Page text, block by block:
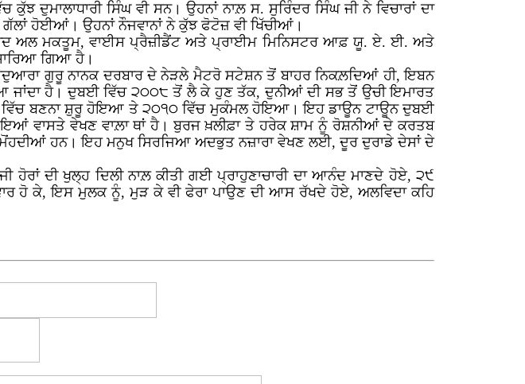
ਦੁਮਾਲਾਧਾਰੀ ਸਿੰਘ ਵੀ ਸਨ। ਉਹਨਾਂ ਨਾਲ਼ ਸ. ਸੁਰਿੰਦਰ ਸਿੰਘ ਜੀ ਨੇ ਵਿਚਾਰਾਂ ਦਾ
ਗੱਲਾਂ ਹੋਈਆਂ। ਉਹਨਾਂ ਨੌਜਵਾਨਾਂ ਨੇ ਕੁੱਝ ਫੋਟੋਜ਼ ਵੀ ਖਿੱਚੀਆਂ।
ਅਲ ਮਕਤੂਮ, ਵਾਈਸ ਪ੍ਰੈਜ਼ੀਡੈਂਟ ਅਤੇ ਪ੍ਰਾਈਮ ਮਿਨਿਸਟਰ ਆਫ਼ ਯੂ. ਏ. ਈ. ਅਤੇ
ਗਿਆ ਹੈ।
ਗੁਰੂ ਨਾਨਕ ਦਰਬਾਰ ਦੇ ਨੇੜਲੇ ਮੈਟਰੋ ਸਟੇਸ਼ਨ ਤੋਂ ਬਾਹਰ ਨਿਕਲ਼ਦਿਆਂ ਹੀ, ਇਬਨ
ਜਾਂਦਾ ਹੈ। ਦੁਬਈ ਵਿੱਚ ੨੦੦੮ ਤੋਂ ਲੈ ਕੇ ਹੁਣ ਤੱਕ, ਦੁਨੀਆਂ ਦੀ ਸਭ ਤੋਂ ਉਚੀ ਇਮਾਰਤ
ਵਿੱਚ ਬਣਨਾ ਸ਼ੁਰੂ ਹੋਇਆ ਤੇ ੨੦੧੦ ਵਿੱਚ ਮੁਕੰਮਲ ਹੋਇਆ। ਇਹ ਡਾਊਨ ਟਾਊਨ ਦੁਬਈ
ਵਾਸਤੇ ਵੇਖਣ ਵਾਲ਼ਾ ਥਾਂ ਹੈ। ਬੁਰਜ ਖ਼ਲੀਫ਼ਾ ਤੇ ਹਰੇਕ ਸ਼ਾਮ ਨੂੰ ਰੋਸ਼ਨੀਆਂ ਦੇ ਕਰਤਬ
ਹਨ। ਇਹ ਮਨੁਖ ਸਿਰਜਿਆ ਅਦਭੁਤ ਨਜ਼ਾਰਾ ਵੇਖਣ ਲਈ, ਦੂਰ ਦੁਰਾਡੇ ਦੇਸਾਂ ਦੇ
ਦੀ ਖੁਲ੍ਹ ਦਿਲੀ ਨਾਲ਼ ਕੀਤੀ ਗਈ ਪ੍ਰਾਹੁਣਾਚਾਰੀ ਦਾ ਆਨੰਦ ਮਾਣਦੇ ਹੋਏ, ੨੯
ਹੋ ਕੇ, ਇਸ ਮੁਲਕ ਨੂੰ, ਮੁੜ ਕੇ ਵੀ ਫੇਰਾ ਪਾਉਣ ਦੀ ਆਸ ਰੱਖਦੇ ਹੋਏ, ਅਲਵਿਦਾ ਕਹਿ